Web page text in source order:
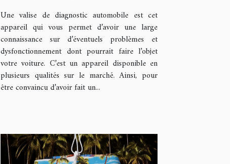
Une valise de diagnostic automobile est cet
appareil qui vous permet d’avoir une large
connaissance sur d’éventuels problèmes et
dysfonctionnement dont pourrait faire l’objet
votre voiture. C’est un appareil disponible en
plusieurs qualités sur le marché. Ainsi, pour
être convaincu d’avoir fait un...